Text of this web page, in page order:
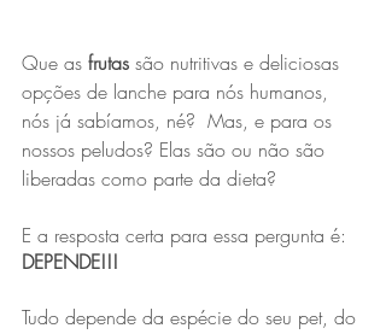
Que as frutas são nutritivas e deliciosas
opções de lanche para nós humanos,
nós já sabíamos, né?  Mas, e para os
nossos peludos? Elas são ou não são
liberadas como parte da dieta?
E a resposta certa para essa pergunta é:
DEPENDE!!!
Tudo depende da espécie do seu pet, do